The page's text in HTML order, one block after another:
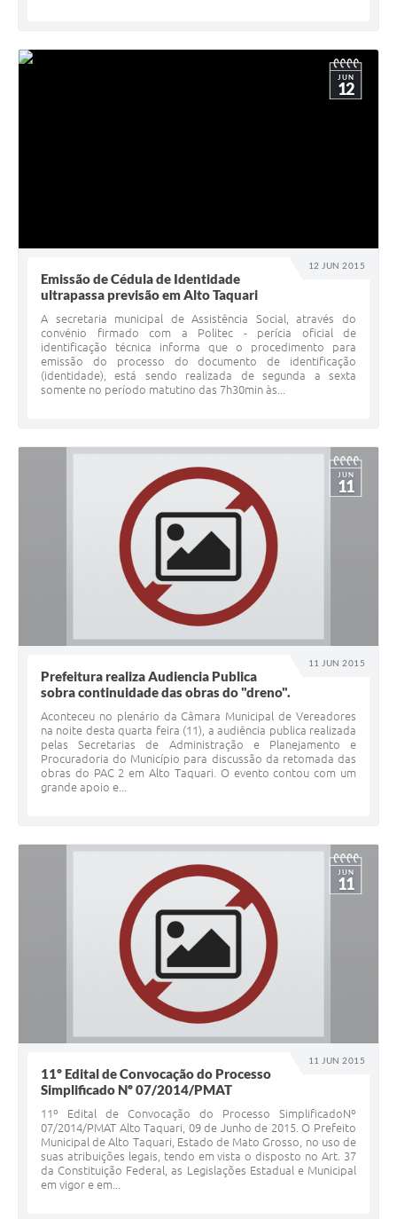
12 JUN 2015
JUN
12
Emissão de Cédula de Identidade
ultrapassa previsão em Alto Taquari
A secretaria municipal de Assistência Social, através do
convénio firmado com a Politec - perícia oficial de
identificação técnica informa que o procedimento para
emissão do processo do documento de identificação
(identidade), está sendo realizada de segunda a sexta
somente no período matutino das 7h30min às...
11 JUN 2015
JUN
11
Prefeitura realiza Audiencia Publica
sobra continuidade das obras do "dreno".
Aconteceu no plenário da Câmara Municipal de Vereadores
na noite desta quarta feira (11), a audiência publica realizada
pelas Secretarias de Administração e Planejamento e
Procuradoria do Município para discussão da retomada das
obras do PAC 2 em Alto Taquari. O evento contou com um
grande apoio e...
11 JUN 2015
JUN
11
11º Edital de Convocação do Processo
Simplificado Nº 07/2014/PMAT
11º Edital de Convocação do Processo SimplificadoNº
07/2014/PMAT Alto Taquari, 09 de Junho de 2015. O Prefeito
Municipal de Alto Taquari, Estado de Mato Grosso, no uso de
suas atribuições legais, tendo em vista o disposto no Art. 37
da Constituição Federal, as Legislações Estadual e Municipal
em vigor e em...